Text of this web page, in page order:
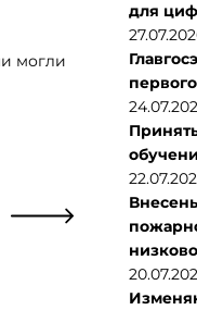
могли
для